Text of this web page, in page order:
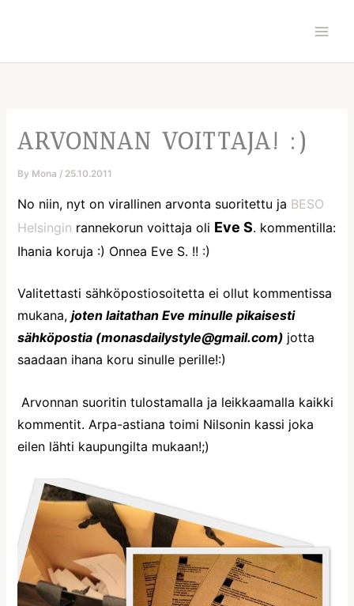
ARVONNAN VOITTAJA! :)
By Mona / 25.10.2011
No niin, nyt on virallinen arvonta suoritettu ja BESO
Helsingin rannekorun voittaja oli Eve S. kommentilla:
Ihania koruja :) Onnea Eve S. !! :)
Valitettasti sähköpostiosoitetta ei ollut kommentissa
mukana,joten laitathan Eve minulle pikaisesti
sähköpostia (monasdailystyle@gmail.com) jotta
saadaan ihana koru sinulle perille!:)
Arvonnan suoritin tulostamalla ja leikkaamalla kaikki
kommentit. Arpa-astiana toimi Nilsonin kassi joka
eilen lähti kaupungilta mukaan!;)